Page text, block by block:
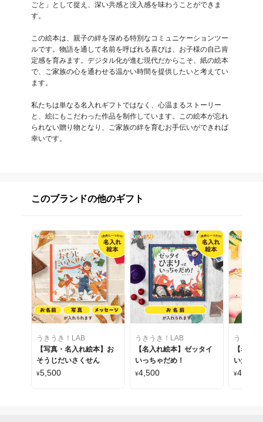
ごと」として捉え、深い共感と没入感を味わうことができま
す。
この絵本は、親子の絆を深める特別なコミュニケーションツー
ルです。物語を通して名前を呼ばれる喜びは、お子様の自己肯
定感を育みます。デジタル化が進む現代だからこそ、紙の絵本
で、ご家族の心を通わせる温かい時間を提供したいと考えてい
ます。
私たちは単なる名入れギフトではなく、心温まるストーリー
と、絵にもこだわった作品を制作しています。この絵本が忘れ
られない贈り物となり、ご家族の絆を育むお手伝いができれば
幸いです。
このブランドの他のギフト
うきうき！LAB
【写真・名入れ絵本】お
そうじだいさくせん
¥5,500
うきうき！LAB
【名入れ絵本】ゼッタイ
いっちゃだめ！
¥4,500
うきう
【名入
いたん
¥4,500